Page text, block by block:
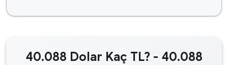
40.088 Dolar Kaç TL? - 40.088